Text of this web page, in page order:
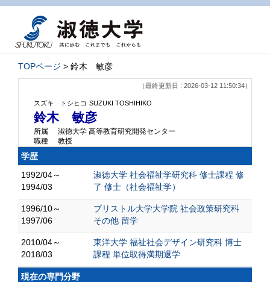
TOPページ > 鈴木 敏彦
（最終更新日 : 2026-03-12 11:50:34）
スズキ トシヒコ SUZUKI TOSHIHIKO
鈴木 敏彦
所属
淑徳大学 高等教育研究開発センター
職種
教授
学歴
1992/04～
1994/03
淑徳大学 社会福祉学研究科 修士課程 修
了 修士（社会福祉学）
1996/10～
1997/06
ブリストル大学大学院 社会政策研究科
その他 留学
2010/04～
2018/03
東洋大学 福祉社会デザイン研究科 博士
課程 単位取得満期退学
現在の専門分野